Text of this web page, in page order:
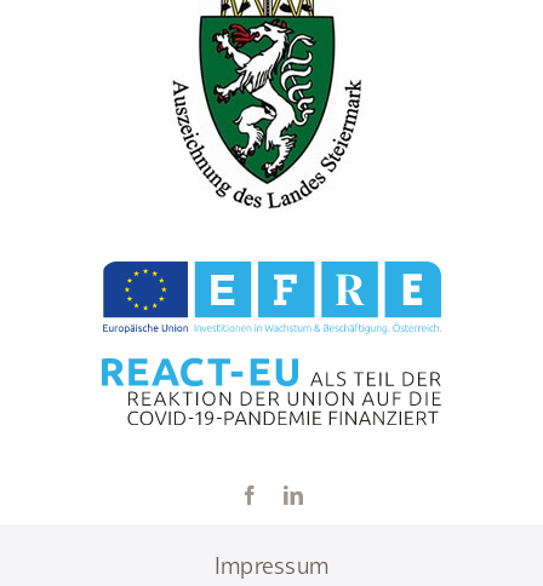
Impressum